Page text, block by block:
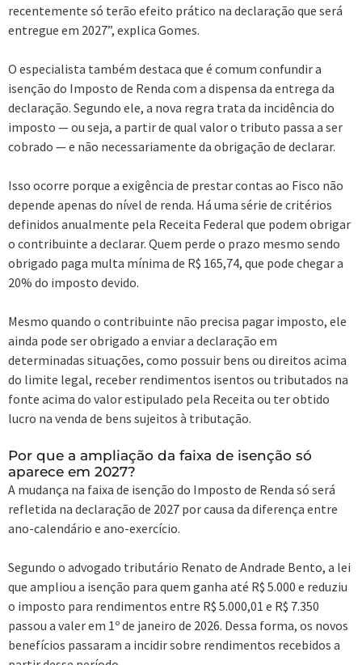
recentemente só terão efeito prático na declaração que será
entregue em 2027”, explica Gomes.
O especialista também destaca que é comum confundir a
isenção do Imposto de Renda com a dispensa da entrega da
declaração. Segundo ele, a nova regra trata da incidência do
imposto — ou seja, a partir de qual valor o tributo passa a ser
cobrado — e não necessariamente da obrigação de declarar.
Isso ocorre porque a exigência de prestar contas ao Fisco não
depende apenas do nível de renda. Há uma série de critérios
definidos anualmente pela Receita Federal que podem obrigar
o contribuinte a declarar. Quem perde o prazo mesmo sendo
obrigado paga multa mínima de R$ 165,74, que pode chegar a
20% do imposto devido.
Mesmo quando o contribuinte não precisa pagar imposto, ele
ainda pode ser obrigado a enviar a declaração em
determinadas situações, como possuir bens ou direitos acima
do limite legal, receber rendimentos isentos ou tributados na
fonte acima do valor estipulado pela Receita ou ter obtido
lucro na venda de bens sujeitos à tributação.
Por que a ampliação da faixa de isenção só
aparece em 2027?
A mudança na faixa de isenção do Imposto de Renda só será
refletida na declaração de 2027 por causa da diferença entre
ano-calendário e ano-exercício.
Segundo o advogado tributário Renato de Andrade Bento, a lei
que ampliou a isenção para quem ganha até R$ 5.000 e reduziu
o imposto para rendimentos entre R$ 5.000,01 e R$ 7.350
passou a valer em 1º de janeiro de 2026. Dessa forma, os novos
benefícios passaram a incidir sobre rendimentos recebidos a